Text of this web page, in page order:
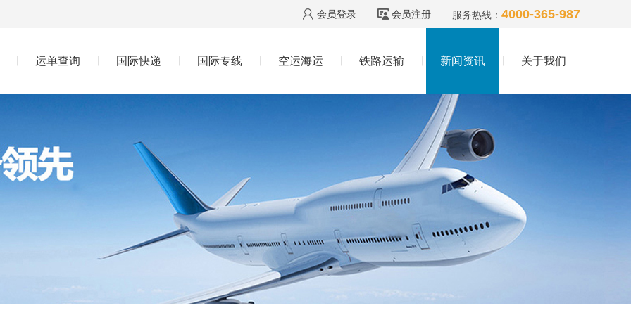
会员登录 会员注册 服务热线： 4000-365-987
运单查询 国际快递 国际专线 空运海运 铁路运输 新闻资讯 关于我们